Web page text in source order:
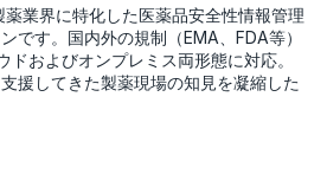
業界に特化した医薬品安全性情報管理
です。国内外の規制（EMA、FDA等）
およびオンプレミス両形態に対応。
援してきた製薬現場の知見を凝縮した